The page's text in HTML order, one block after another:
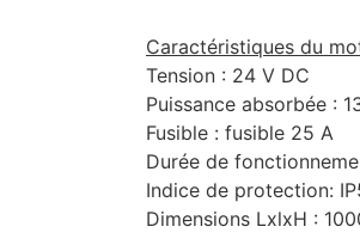
Caractéristiques du
Tension : 24 V DC
Puissance absorbée :
Fusible : fusible 25 A
Durée de
Indice de protection:
Dimensions LxlxH :